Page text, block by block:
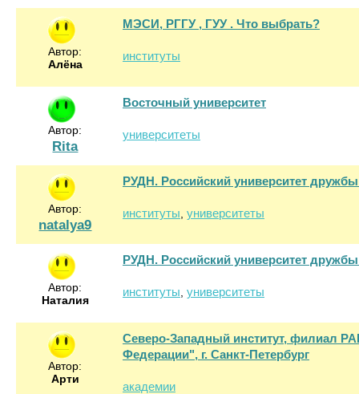
Автор:
Алёна
МЭСИ, РГГУ , ГУУ . Что выбрать?
институты
Автор:
Rita
Восточный университет
университеты
Автор:
natalya9
РУДН. Российский университет
институты университеты
Автор:
Наталия
РУДН. Российский университет
институты университеты
Автор:
Арти
Северо-Западный институт, филиал
Федерации", г. Санкт-Петербург
академии